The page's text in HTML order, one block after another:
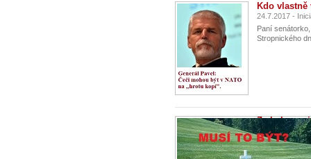
Kdo vlastně
24.7.2017 -
Paní
Stropnického
Za koho
19.7.2017 -
Vážená paní
poslankyně a